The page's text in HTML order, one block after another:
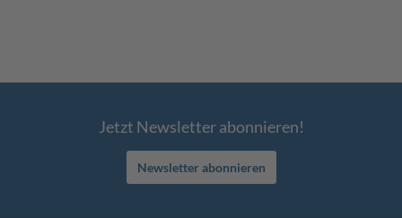
Jetzt Newsletter abonnieren!
Newsletter abonnieren